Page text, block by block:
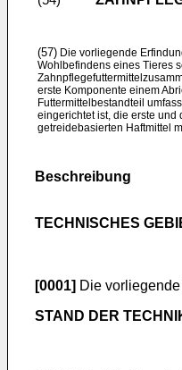
(57) Die vorliegende
Wohlbefindens eines Tieres
erste Komponente einem
Futtermittelbestandteil
eingerichtet ist, die erste
getreidebasierten Haftmittel
Beschreibung
TECHNISCHES
[0001] Die
STAND DER